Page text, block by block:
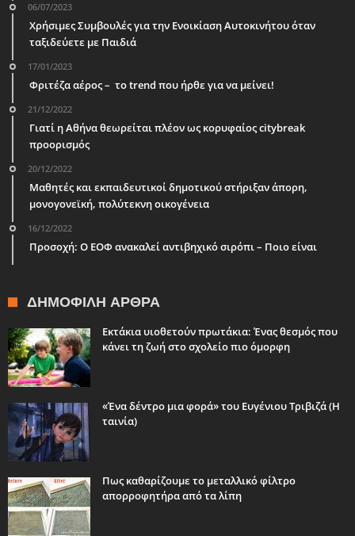
06/07/2023
Χρήσιμες Συμβουλές για την Ενοικίαση Αυτοκινήτου όταν
ταξιδεύετε με Παιδιά
17/01/2023
Φριτέζα αέρος – το trend που ήρθε για να μείνει!
21/12/2022
Γιατί η Αθήνα θεωρείται πλέον ως κορυφαίος citybreak
προορισμός
20/12/2022
Μαθητές και εκπαιδευτικοί δημοτικού στήριξαν άπορη,
μονογονεϊκή, πολύτεκνη οικογένεια
16/12/2022
Προσοχή: Ο ΕΟΦ ανακαλεί αντιβηχικό σιρόπι – Ποιο είναι
ΔΗΜΟΦΙΛΉ ΆΡΘΡΑ
Εκτάκια υιοθετούν πρωτάκια: Ένας θεσμός που
κάνει τη ζωή στο σχολείο πιο όμορφη
«Ένα δέντρο μια φορά» του Ευγένιου Τριβιζά (Η
ταινία)
Πως καθαρίζουμε το μεταλλικό φίλτρο
απορροφητήρα από τα λίπη